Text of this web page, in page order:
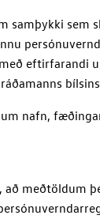
samþykki sem
eftirfarandi
nafn,
að meðtöldum